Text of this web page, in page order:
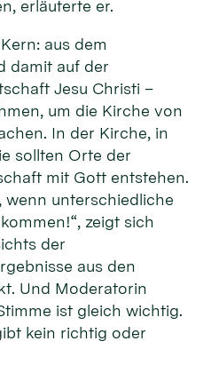
erläuterte er.
aus dem
damit auf der
Jesu Christi –
um die Kirche von
In der Kirche, in
sollten Orte der
mit Gott entstehen.
wenn unterschiedliche
zeigt sich
der
aus den
Und Moderatorin
ist gleich wichtig.
kein richtig oder